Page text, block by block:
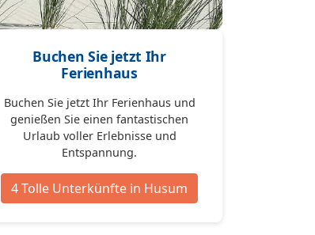
Buchen Sie jetzt Ihr
Ferienhaus
Buchen Sie jetzt Ihr Ferienhaus und
genießen Sie einen fantastischen
Urlaub voller Erlebnisse und
Entspannung.
4 Tolle Unterkünfte in Husum